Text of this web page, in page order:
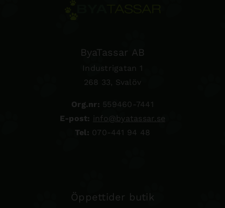
ByaTassar AB
Industrigatan 1
268 33, Svalöv
Org.nr: 559460-7441
E-post: info@byatassar.se
Tel: 070-441 94 48
Öppettider butik